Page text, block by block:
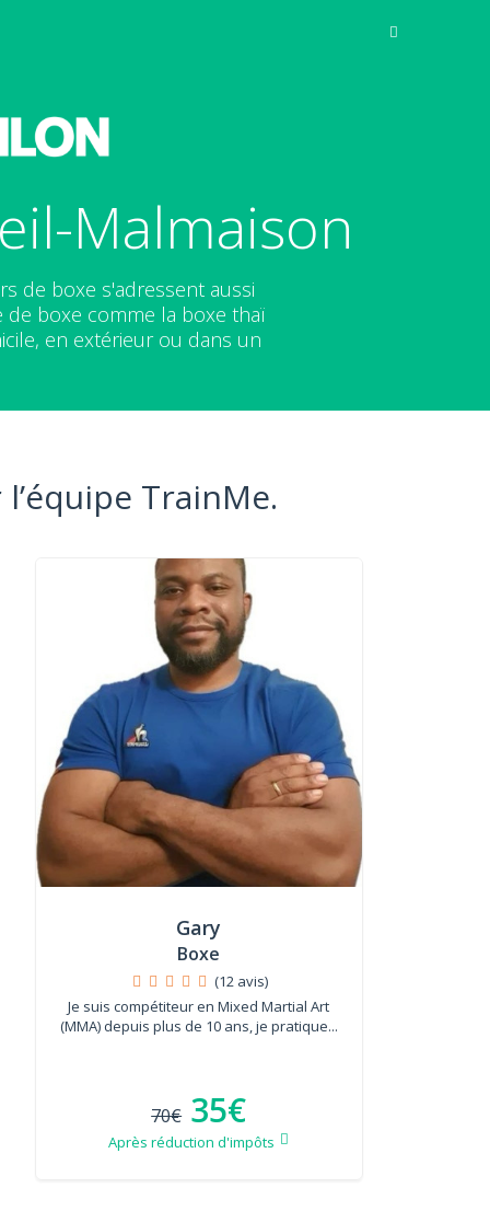
Malmaison
de boxe s'adressent aussi
boxe comme la boxe thaï
en extérieur ou dans un
TrainMe.
Gary
Boxe
(12 avis)
Je suis compétiteur en Mixed Martial Art
(MMA) depuis plus de 10 ans, je pratique...
70€ 35€
Après réduction d'impôts